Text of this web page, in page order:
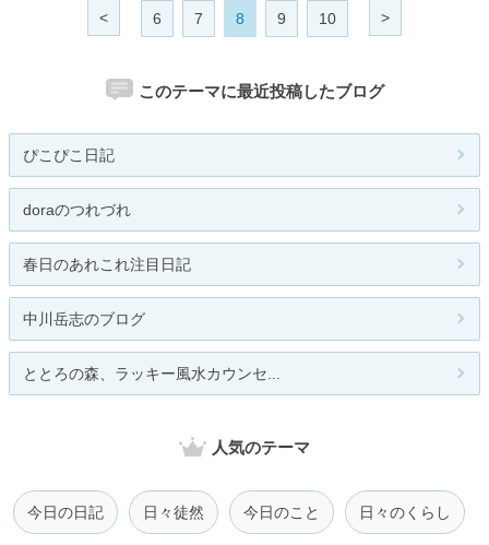
< 6 7 8 9 10 >
このテーマに最近投稿したブログ
ぴこぴこ日記
doraのつれづれ
春日のあれこれ注目日記
中川岳志のブログ
ととろの森、ラッキー風水カウンセ...
人気のテーマ
今日の日記 日々徒然 今日のこと 日々のくらし